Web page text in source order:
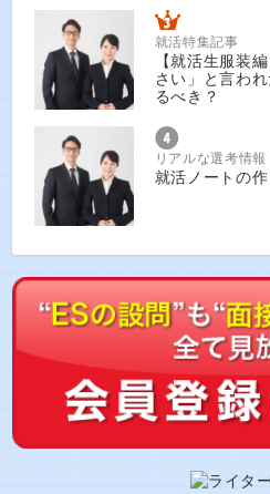
就活特集記事
【就活生服装
さい」と言わ
るべき？
リアルな選考情
就活ノートの